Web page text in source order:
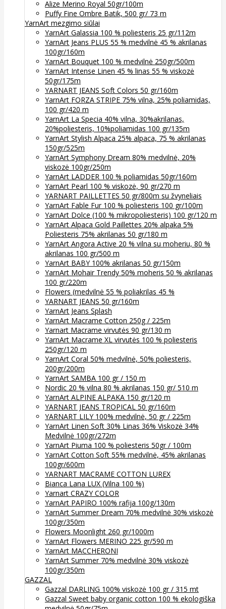
Alize Merino Royal 50gr/100m
Puffy Fine Ombre Batik, 500 gr/ 73 m
YarnArt mezgimo siūlai
YarnArt Galassia 100 % poliesteris 25 gr/112m
YarnArt Jeans PLUS 55 % medvilnė 45 % akrilanas
100gr/160m
YarnArt Bouquet 100 % medvilnė 250gr/500m
YarnArt Intense Linen 45 % linas 55 % viskozė
50gr/175m
YARNART JEANS Soft Colors 50 gr/160m
YarnArt FORZA STRIPE 75% vilna, 25% poliamidas,
100 gr/420 m
YarnArt La Specia 40% vilna, 30%akrilanas,
20%poliesteris, 10%poliamidas 100 gr/135m
YarnArt Stylish Alpaca 25% alpaca, 75 % akrilanas
150gr/525m
YarnArt Symphony Dream 80% medvilnė, 20%
viskozė 100gr/250m
YarnArt LADDER 100 % poliamidas 50gr/160m
YarnArt Pearl 100 % viskozė, 90 gr/270 m
YARNART PAILLETTES 50 gr/800m su žvyneliais
YarnArt Fable Fur 100 % poliesteris 100 gr/100m
YarnArt Dolce (100 % mikropoliesteris) 100 gr/120 m
YarnArt Alpaca Gold Paillettes 20% alpaka 5%
Poliesteris 75% akrilanas 50 gr/180 m
YarnArt Angora Active 20 % vilna su moheriu, 80 %
akrilanas 100 gr/500 m
YarnArt BABY 100% akrilanas 50 gr/150m
YarnArt Mohair Trendy 50% moheris 50 % akrilanas
100 gr/220m
Flowers (medvilnė 55 % poliakrilas 45 %
YARNART JEANS 50 gr/160m
YarnArt Jeans Splash
YarnArt Macrame Cotton 250g / 225m
Yarnart Macrame virvutės 90 gr/130 m
YarnArt Macrame XL virvutės 100 % poliesteris
250gr/120 m
YarnArt Coral 50% medvilnė, 50% poliesteris,
200gr/200m
YarnArt SAMBA 100 gr / 150 m
Nordic 20 % vilna 80 % akrilanas 150 gr/ 510 m
YarnArt ALPINE ALPAKA 150 gr/120 m
YARNART JEANS TROPICAL 50 gr/160m
YARNART LILY 100% medvilnė, 50 gr / 225m
YarnArt Linen Soft 30% Linas 36% Viskozė 34%
Medvilnė 100gr/272m
YarnArt Piuma 100 % poliesteris 50gr / 100m
YarnArt Cotton Soft 55% medvilnė, 45% akrilanas
100gr/600m
YARNART MACRAME COTTON LUREX
Bianca Lana LUX (Vilna 100 %)
Yarnart CRAZY COLOR
YarnArt PAPIRO 100% rafija 100g/130m
YarnArt Summer Dream 70% medvilnė 30% viskozė
100gr/350m
Flowers Moonlight 260 gr/1000m
YarnArt Flowers MERINO 225 gr/590 m
YarnArt MACCHERONI
YarnArt Summer 70% medvilnė 30% viskozė
100gr/350m
GAZZAL
Gazzal DARLING 100% viskozė 100 gr / 315 mt
Gazzal Sweet baby organic cotton 100 % ekologiška